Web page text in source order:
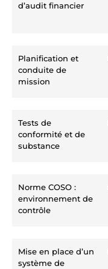
d’audit financier
Planification et
conduite de
mission
Tests de
conformité et de
substance
Norme COSO :
environnement de
contrôle
Mise en place d’un
système de